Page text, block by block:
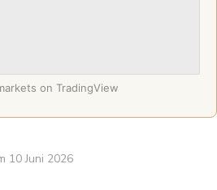
on TradingView
10 Juni 2026